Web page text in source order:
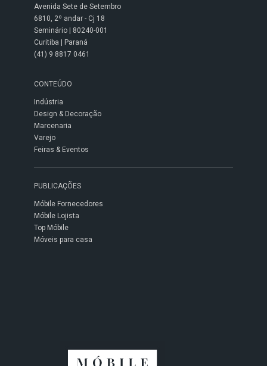
Avenida Sete de Setembro
6810, 2º andar - Cj 18
Seminário | 80240-001
Curitiba | Paraná
(41) 9 8817 0461
CONTEÚDO
Indústria
Design & Decoração
Marcenaria
Varejo
Feiras & Eventos
PUBLICAÇÕES
Móbile Fornecedores
Móbile Lojista
Top Móbile
Móveis para casa